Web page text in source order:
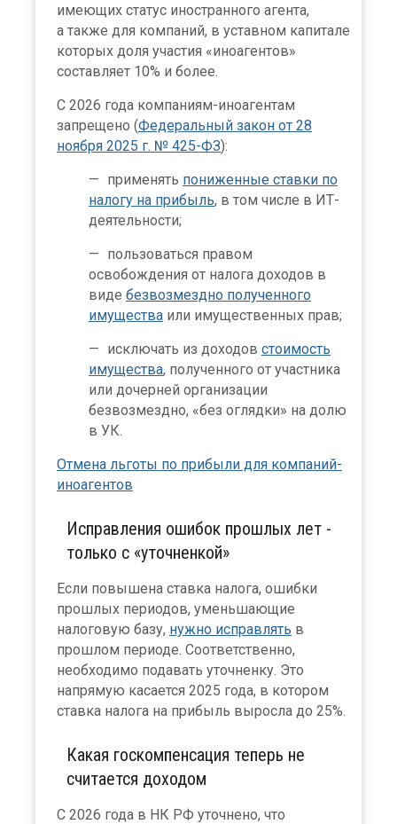
имеющих статус иностранного агента,
а также для компаний, в уставном капитале
которых доля участия «иноагентов»
составляет 10% и более.
С 2026 года компаниям-иноагентам
запрещено (Федеральный закон от 28
ноября 2025 г. № 425-ФЗ):
применять пониженные ставки по
налогу на прибыль, в том числе в ИТ-
деятельности;
пользоваться правом
освобождения от налога доходов в
виде безвозмездно полученного
имущества или имущественных прав;
исключать из доходов стоимость
имущества, полученного от участника
или дочерней организации
безвозмездно, «без оглядки» на долю
в УК.
Отмена льготы по прибыли для компаний-
иноагентов
Исправления ошибок прошлых лет -
только с «уточненкой»
Если повышена ставка налога, ошибки
прошлых периодов, уменьшающие
налоговую базу, нужно исправлять в
прошлом периоде. Соответственно,
необходимо подавать уточненку. Это
напрямую касается 2025 года, в котором
ставка налога на прибыль выросла до 25%.
Какая госкомпенсация теперь не
считается доходом
С 2026 года в НК РФ уточнено, что